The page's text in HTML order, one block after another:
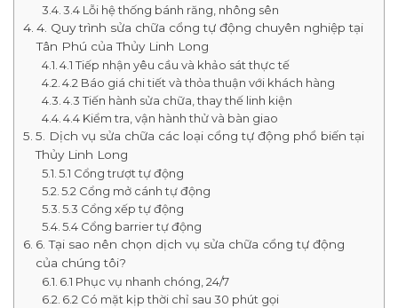
3.4 Lỗi hệ thống bánh răng, nhông sên
4. Quy trình sửa chữa cổng tự động chuyên nghiệp tại
Tân Phú của Thủy Linh Long
4.1 Tiếp nhận yêu cầu và khảo sát thực tế
4.2 Báo giá chi tiết và thỏa thuận với khách hàng
4.3 Tiến hành sửa chữa, thay thế linh kiện
4.4 Kiểm tra, vận hành thử và bàn giao
5. Dịch vụ sửa chữa các loại cổng tự động phổ biến tại
Thủy Linh Long
5.1 Cổng trượt tự động
5.2 Cổng mở cánh tự động
5.3 Cổng xếp tự động
5.4 Cổng barrier tự động
6. Tại sao nên chọn dịch vụ sửa chữa cổng tự động
của chúng tôi?
6.1 Phục vụ nhanh chóng, 24/7
6.2 Có mặt kịp thời chỉ sau 30 phút gọi